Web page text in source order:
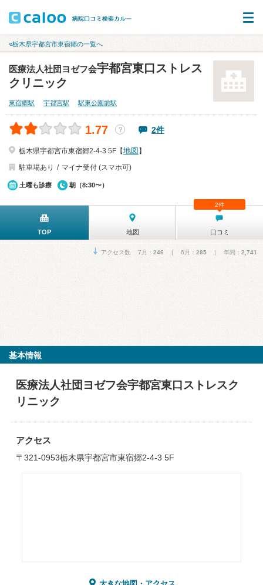
«栃木県宇都宮市東宿郷の一覧へ
医療法人社団ヨゼフ会宇都宮東口ストレス
クリニック
東宿郷駅 宇都宮駅 駅東公園前駅
1.77 ？ 2件
栃木県宇都宮市東宿郷2-4-3 5F【地図 】
駐車場あり
マイナ受付 (スマホ可)
土曜も診療 朝（8:30〜）
TOP 地図 口コミ
2件
アクセス数 7月： 246 | 6月： 285 | 年間： 2,741
基本情報
医療法人社団ヨゼフ会宇都宮東口ストレスク
リニック
アクセス
〒321-0953栃木県宇都宮市東宿郷2-4-3 5F